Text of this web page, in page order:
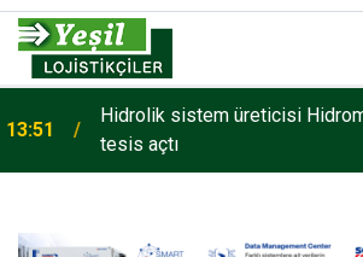
13:51
Hidrolik sistem üreticisi
tesis açtı